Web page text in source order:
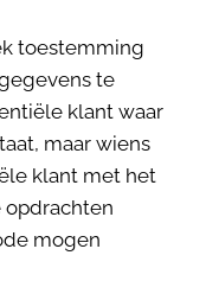
toestemming
te
klant waar
maar wiens
klant met het
mogen